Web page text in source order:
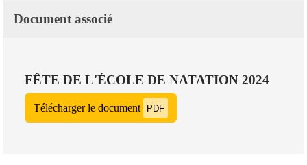
Document associé
FÊTE DE L'ÉCOLE DE NATATION 2024
Télécharger le document PDF